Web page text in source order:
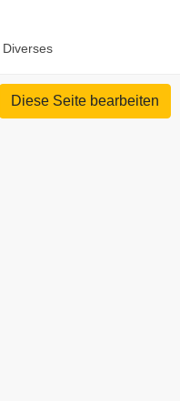
Diverses
Diese Seite bearbeiten